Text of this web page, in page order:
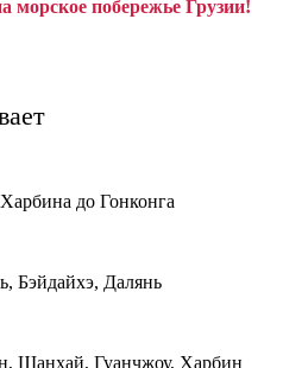
морское побережье Грузии!
до Гонконга
Бэйдайхэ, Далянь
Шанхай, Гуанчжоу, Харбин